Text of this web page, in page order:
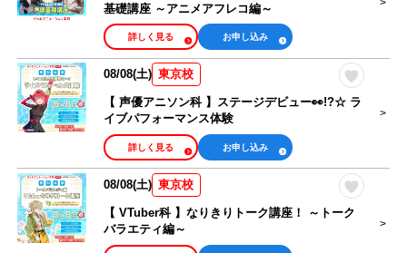
基礎講座 ～アニメアフレコ編～
お申し込み
詳しく見る
08/08(土) 東京校
【 声優アニソン科 】ステージデビュー👀!?☆ ラ
イブパフォーマンス体験
お申し込み
詳しく見る
08/08(土) 東京校
【 VTuber科 】なりきりトーク講座！ ～トーク
バラエティ編～